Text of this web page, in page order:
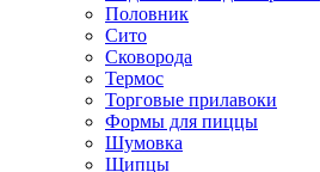
Половник
Сито
Сковорода
Термос
Торговые прилавоки
Формы для пиццы
Шумовка
Щипцы